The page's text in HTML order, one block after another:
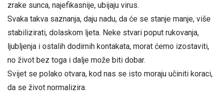
zrake sunca, najefikasnije, ubijaju virus.
Svaka takva saznanja, daju nadu, da će se stanje manje, više
stabilizirati, dolaskom ljeta. Neke stvari poput rukovanja,
ljubljenja i ostalih dodirnih kontakata, morat ćemo izostaviti,
no život bez toga i dalje može biti dobar.
Svijet se polako otvara, kod nas se isto moraju učiniti koraci,
da se život normalizira.